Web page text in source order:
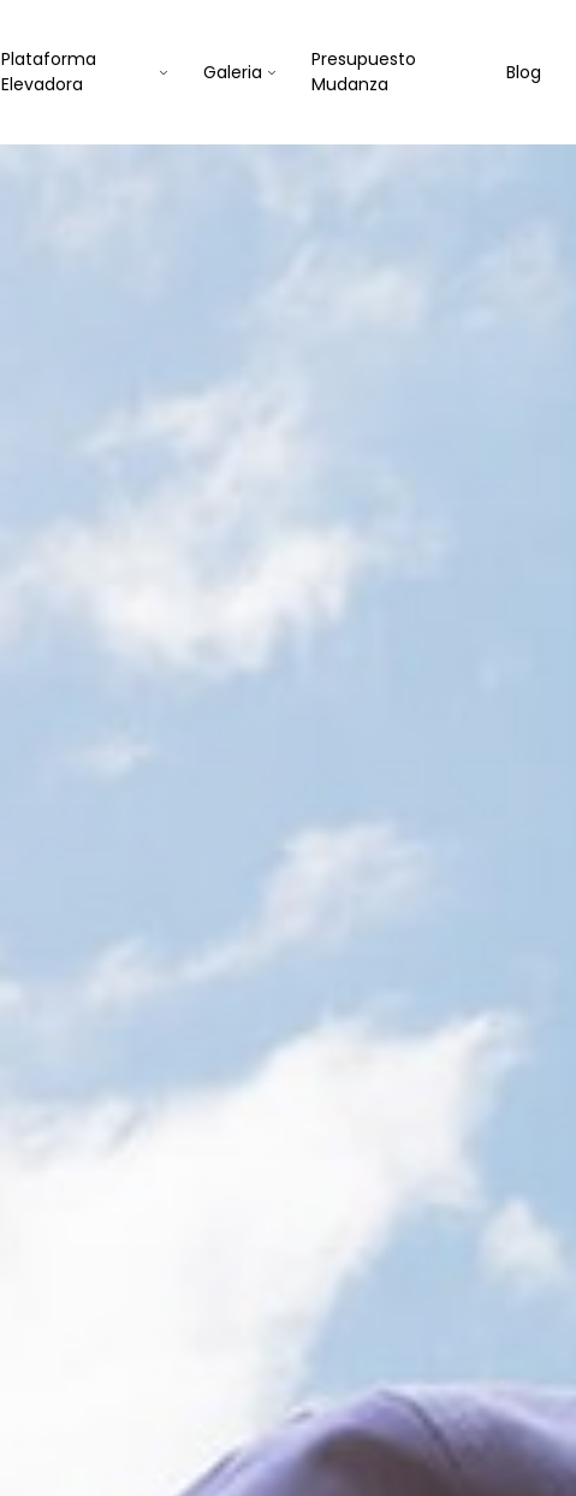
Plataforma
Elevadora
Galeria
Presupuesto
Mudanza
Blog